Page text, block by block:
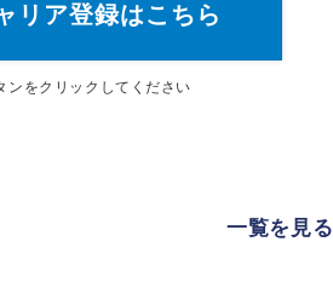
リア登録はこちら
ン をクリックしてください
一覧を見る